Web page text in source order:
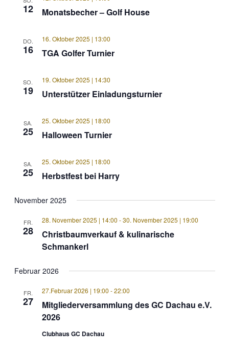
12 Monatsbecher – Golf House
DO.
16 TGA Golfer Turnier
16. Oktober 2025 | 13:00
SO.
19 Unterstützer Einladungsturnier
19. Oktober 2025 | 14:30
SA.
25 Halloween Turnier
25. Oktober 2025 | 18:00
SA.
25 Herbstfest bei Harry
25. Oktober 2025 | 18:00
November 2025
FR.
28
Christbaumverkauf & kulinarische
Schmankerl
28. November 2025 | 14:00 -30. November 2025 | 19:00
Februar 2026
FR.
27
Mitgliederversammlung des GC Dachau e.V.
2026
27.Februar 2026 | 19:00 -22:00
Clubhaus GC Dachau